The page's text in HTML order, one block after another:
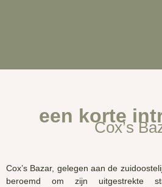
een korte
Cox’s
Cox’s Bazar, gelegen aan de
beroemd om zijn uitgestrekte